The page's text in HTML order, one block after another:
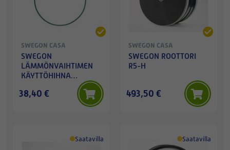
SWEGON CASA
SWEGON
LÄMMÖNVAIHTIMEN
KÄYTTÖHIHNA
38,40 €
SWEGON CASA
SWEGON ROOTTORI
R5-H
493,50 €
Saatavilla Saatavilla